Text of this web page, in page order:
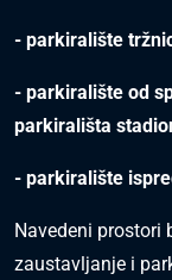
- parkiralište
- parkiralište od
parkirališta
- parkiralište
Navedeni prostori
zaustavljanje i